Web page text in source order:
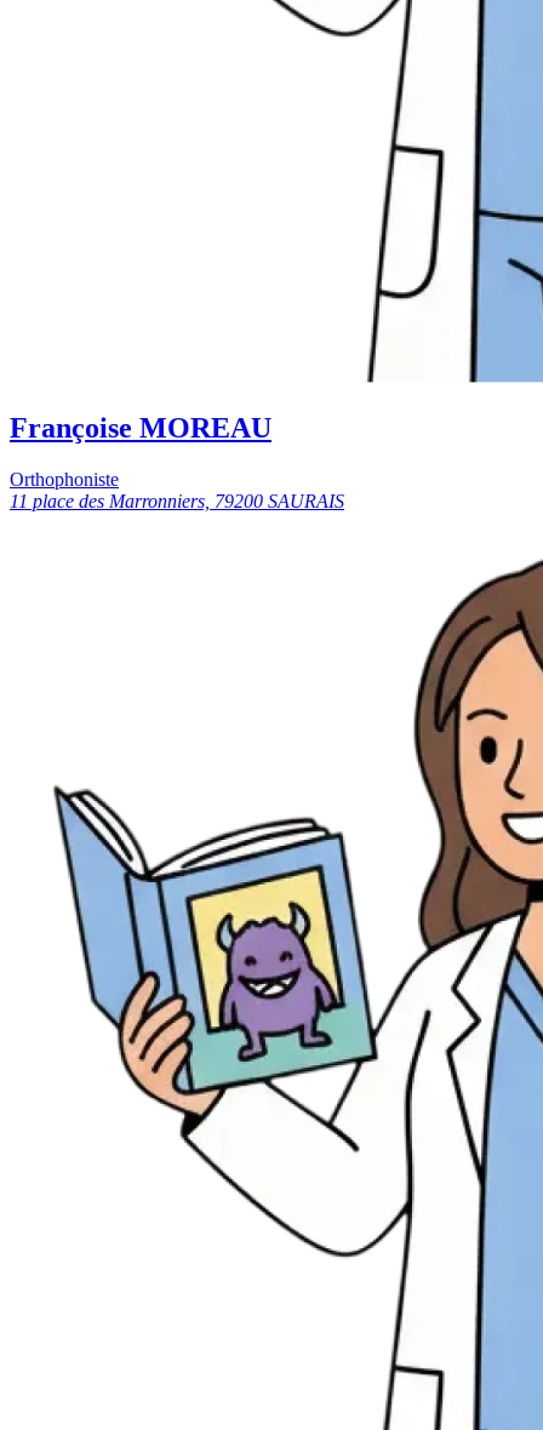
Françoise MOREAU
Orthophoniste
11 place des Marronniers, 79200 SAURAIS